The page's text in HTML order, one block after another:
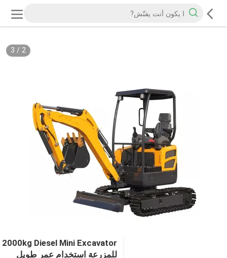
2
/
3
Diesel Mini Excavator
للمزرعة استخدام عمر طويل